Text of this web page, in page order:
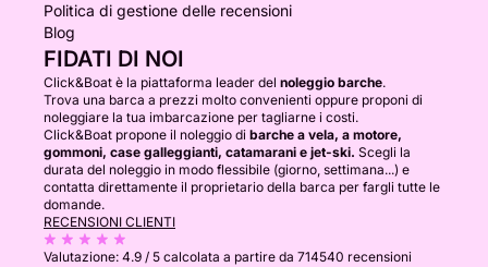
Politica di gestione delle recensioni
Blog
FIDATI DI NOI
Click&Boat è la piattaforma leader del noleggio barche.
Trova una barca a prezzi molto convenienti oppure proponi di
noleggiare la tua imbarcazione per tagliarne i costi.
Click&Boat propone il noleggio di barche a vela, a motore,
gommoni, case galleggianti, catamarani e jet-ski. Scegli la
durata del noleggio in modo flessibile (giorno, settimana...) e
contatta direttamente il proprietario della barca per fargli tutte le
domande.
RECENSIONI CLIENTI
Valutazione: 4.9 / 5 calcolata a partire da 714540 recensioni